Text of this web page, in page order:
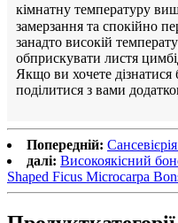
кімнатну температуру
замерзання та спокійно
занадто високій
обприскувати листя
Якщо ви хочете
поділитися з вами
Попередній:
далі: Високоякісний
Shaped Ficus Microcarpa